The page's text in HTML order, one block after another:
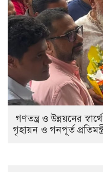
গণতন্ত্র ও উন্নয়নের
গৃহায়ন ও গনপূর্ত